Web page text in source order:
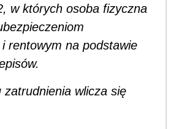
w których osoba fizyczna
rentowym na podstawie
zatrudnienia wlicza się